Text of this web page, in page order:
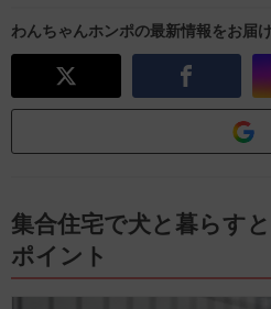
わんちゃんホンポの最新情報をお届け
集合住宅で犬と暮らす
ポイント